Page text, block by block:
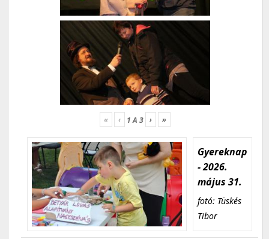
« ‹ 1A 3 › »
Gyereknap
- 2026.
május 31.
fotó: Tüskés
Tibor